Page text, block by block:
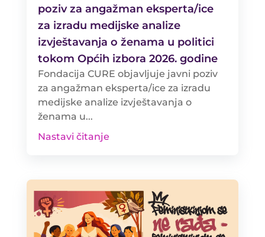
poziv za angažman eksperta/ice
za izradu medijske analize
izvještavanja o ženama u politici
tokom Općih izbora 2026. godine
Fondacija CURE objavljuje javni poziv
za angažman eksperta/ice za izradu
medijske analize izvještavanja o
ženama u...
Nastavi čitanje